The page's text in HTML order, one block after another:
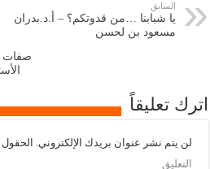
السابق
يا شبابنا …من قدوتكم؟ – أ.د.بدران
مسعود بن لحسن
صفات
اترك تعليقاً
لن يتم نشر عنوان بريدك الإلكتروني. الحقول
التعليق